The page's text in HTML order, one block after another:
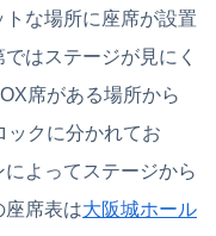
な場所に座席が設置
はステージが見にく
席がある場所から
ックに分かれてお
よってステージから
座席表は大阪城ホール